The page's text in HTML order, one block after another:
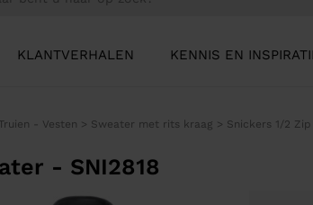
KLANTVERHALEN KENNIS EN
- Vesten > Sweater met rits kraag > Snickers 1/2
- SNI2818